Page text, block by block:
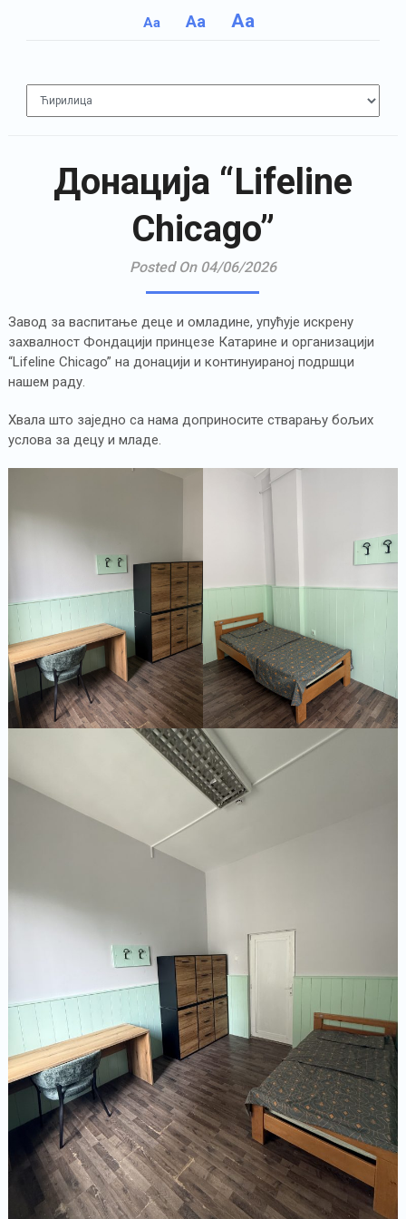
Aa Aa Aa
Донација “Lifeline
Chicago”
Posted On 04/06/2026
Завод за васпитање деце и омладине, упућује искрену
захвалност Фондацији принцезе Катарине и организацији
“Lifeline Chicago” на донацији и континуираној подршци
нашем раду.
Хвала што заједно са нама доприносите стварању бољих
услова за децу и младе.